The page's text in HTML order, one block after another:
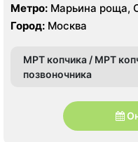
Метро: Марьина роща,
Город: Москва
МРТ копчика / МРТ
позвоночника